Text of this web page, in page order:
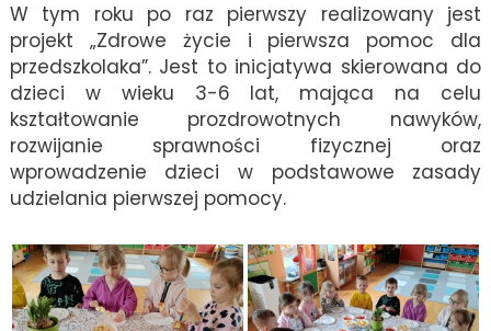
W tym roku po raz pierwszy realizowany jest
projekt „Zdrowe życie i pierwsza pomoc dla
przedszkolaka”. Jest to inicjatywa skierowana do
dzieci w wieku 3-6 lat, mająca na celu
kształtowanie prozdrowotnych nawyków,
rozwijanie sprawności fizycznej oraz
wprowadzenie dzieci w podstawowe zasady
udzielania pierwszej pomocy.